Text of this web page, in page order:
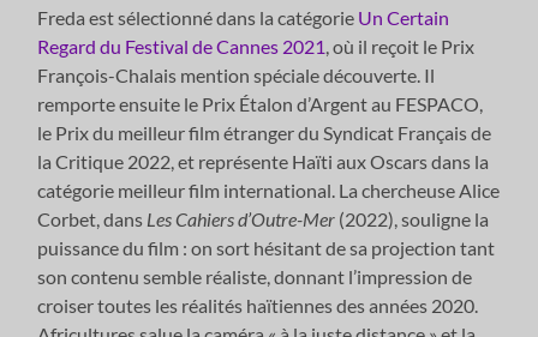
Freda est sélectionné dans la catégorie Un Certain
Regard du Festival de Cannes 2021 , où il reçoit le Prix
François-Chalais mention spéciale découverte. Il
remporte ensuite le Prix Étalon d’Argent au FESPACO,
le Prix du meilleur film étranger du Syndicat Français de
la Critique 2022, et représente Haïti aux Oscars dans la
catégorie meilleur film international. La chercheuse Alice
Corbet, dans Les Cahiers d’Outre-Mer (2022), souligne la
puissance du film : on sort hésitant de sa projection tant
son contenu semble réaliste, donnant l’impression de
croiser toutes les réalités haïtiennes des années 2020.